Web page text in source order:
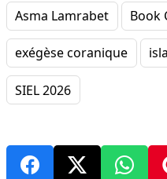
Asma Lamrabet Book
exégèse coranique
SIEL 2026